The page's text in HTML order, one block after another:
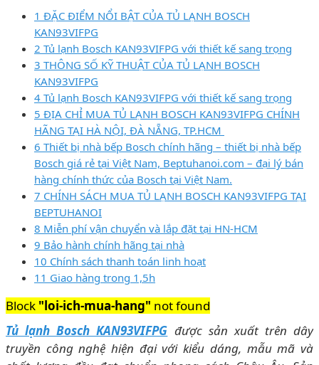
1 ĐẶC ĐIỂM NỔI BẬT CỦA TỦ LẠNH BOSCH
KAN93VIFPG
2 Tủ lạnh Bosch KAN93VIFPG với thiết kế sang trọng
3 THÔNG SỐ KỸ THUẬT CỦA TỦ LẠNH BOSCH
KAN93VIFPG
4 Tủ lạnh Bosch KAN93VIFPG với thiết kế sang trọng
5 ĐỊA CHỈ MUA TỦ LẠNH BOSCH KAN93VIFPG CHÍNH
HÃNG TẠI HÀ NỘI, ĐÀ NẴNG, TP.HCM
6 Thiết bị nhà bếp Bosch chính hãng – thiết bị nhà bếp
Bosch giá rẻ tại Việt Nam, Beptuhanoi.com – đại lý bán
hàng chính thức của Bosch tại Việt Nam.
7 CHÍNH SÁCH MUA TỦ LẠNH BOSCH KAN93VIFPG TẠI
BEPTUHANOI
8 Miễn phí vận chuyển và lắp đặt tại HN-HCM
9 Bảo hành chính hãng tại nhà
10 Chính sách thanh toán linh hoạt
11 Giao hàng trong 1,5h
Block "loi-ich-mua-hang" not found
Tủ lạnh Bosch KAN93VIFPG được sản xuất trên dây
truyền công nghệ hiện đại với kiểu dáng, mẫu mã và